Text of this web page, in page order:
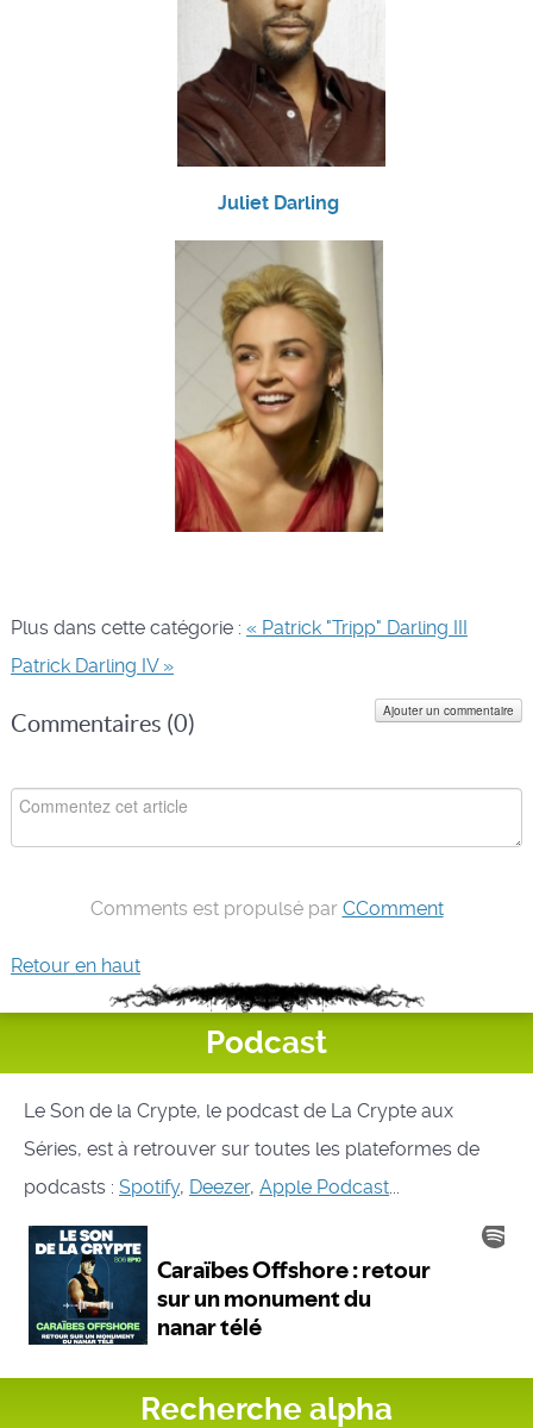
Juliet Darling
Plus dans cette catégorie : « Patrick "Tripp" Darling III
Patrick Darling IV »
Commentaires (0)
Ajouter un commentaire
Comments est propulsé par CComment
Retour en haut
Podcast
Le Son de la Crypte, le podcast de La Crypte aux
Séries, est à retrouver sur toutes les plateformes de
podcasts : Spotify, Deezer, Apple Podcast
Recherche alpha